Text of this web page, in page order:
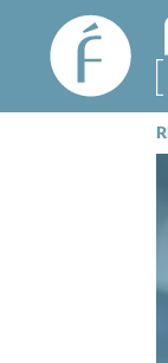
FundéuRAE
- Fundación
del Español
Urgente
Buscar